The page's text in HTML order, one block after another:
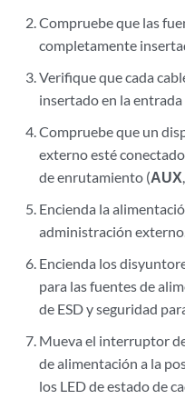
Compruebe que las
completamente
Verifique que cada
insertado en la entrada
Compruebe que un
externo esté
de enrutamiento (AUX
Encienda la
administración externo.
Encienda los
para las fuentes de
de ESD y seguridad
Mueva el interruptor
de alimentación a la
los LED de estado de